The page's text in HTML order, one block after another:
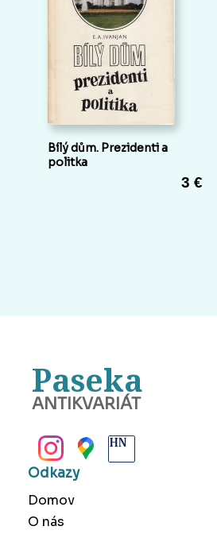
Bílý dům. Prezidenti a
politka
3 €
Paseka
ANTIKVARIÁT
Odkazy
Domov
O nás